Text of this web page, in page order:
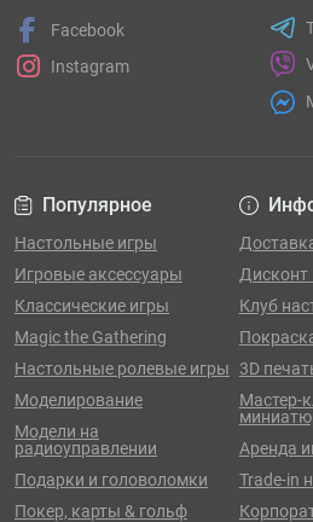
Популярное
Настольные игры
Игровые аксессуары
Классические игры
Magic the Gathering
Настольные ролевые игры
Моделирование
Модели на
радиоуправлении
Подарки и головоломки
Покер, карты & гольф
Дисконт
Клуб
3D
Мастер-
Аренда
Trade-in
Facebook
Instagram